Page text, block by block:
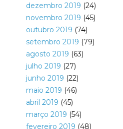
dezembro 2019 (24)
novembro 2019 (45)
outubro 2019 (74)
setembro 2019 (79)
agosto 2019 (63)
julho 2019 (27)
junho 2019 (22)
maio 2019 (46)
abril 2019 (45)
março 2019 (54)
fevereiro 2019 (48)